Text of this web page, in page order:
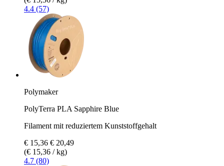
4.4 (57)
Polymaker
PolyTerra PLA Sapphire Blue
Filament mit reduziertem Kunststoffgehalt
€ 15,36 € 20,49
(€ 15,36 / kg)
4.7 (80)